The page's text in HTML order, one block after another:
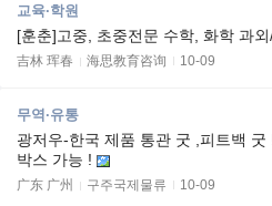
교육·학원
[훈춘]고중, 초중전문 수학, 화학 과
吉林 珲春 海思教育咨询 10-09
무역·유통
광저우-한국 제품 통관 굿 ,피트백
박스 가능 !
广东 广州 구주국제물류 10-09